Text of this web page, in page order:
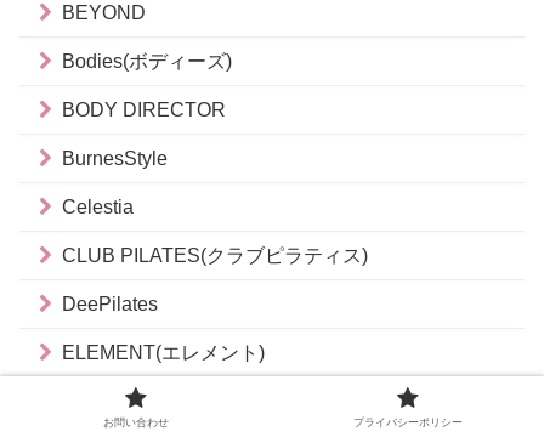
BEYOND
Bodies(ボディーズ)
BODY DIRECTOR
BurnesStyle
Celestia
CLUB PILATES(クラブピラティス)
DeePilates
ELEMENT(エレメント)
Evolv(エボルブ)
お問い合わせ プライバシーポリシー